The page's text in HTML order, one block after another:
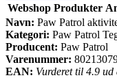
Webshop Produkter
Navn: Paw Patrol
Kategori: Paw Patrol
Producent: Paw Patrol
Varenummer:
EAN: Vurderet til 4.9 ud